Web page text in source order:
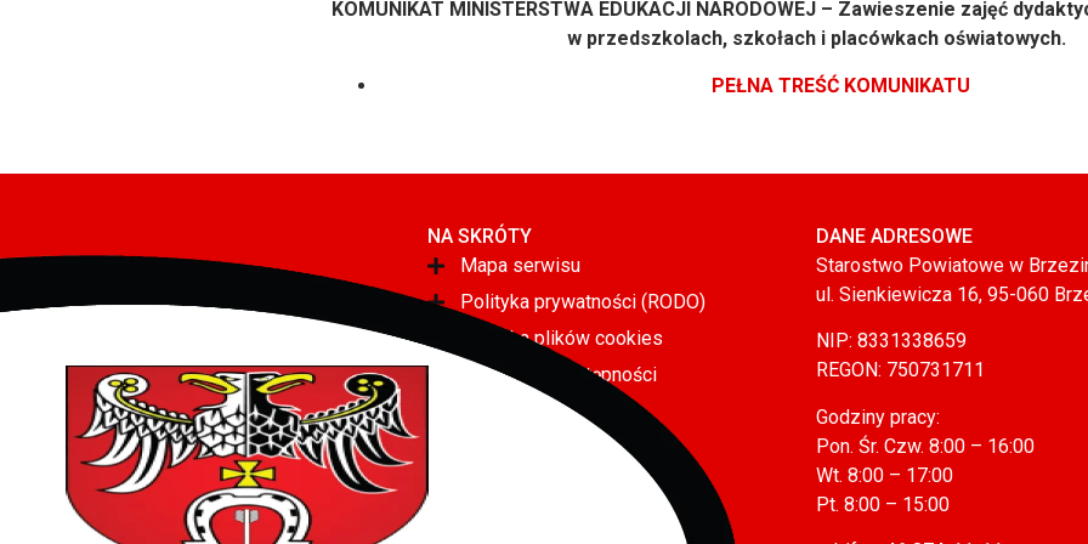
KOMUNIKAT MINISTERSTWA EDUKACJI NARODOWEJ – Zawieszenie zajęć
w przedszkolach, szkołach i placówkach oświatowych.
PEŁNA TREŚĆ KOMUNIKATU
NA SKRÓTY
Mapa serwisu
Polityka prywatności (RODO)
Polityka plików cookies
Deklaracja dostępności
DANE ADRESOWE
Starostwo Powiatowe w
ul. Sienkiewicza 16, 95-060
NIP: 8331338659
REGON: 750731711
Godziny pracy:
Pon. Śr. Czw. 8:00 – 16:00
Wt. 8:00 – 17:00
Pt. 8:00 – 15:00